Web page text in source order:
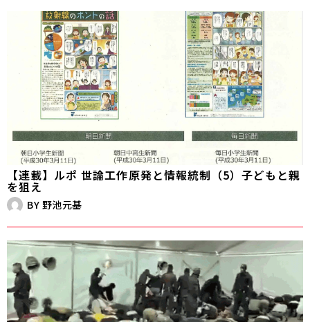
【連載】ルポ 世論工作――原発と情報統制（5）子どもと親
を狙え
BY 野池元基